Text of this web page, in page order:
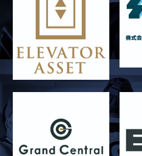
6月20日 花園大学
2026/06/16
STAFF blog
6月14日 島津製作所
2026/06/16
STAFF blog
6月13日 名城大学
STAFF blog
【Rits Familyのバトン】vol. 1
STAFF blog
【「イヤーブック2026」にお名
ーター募集のお知らせ】